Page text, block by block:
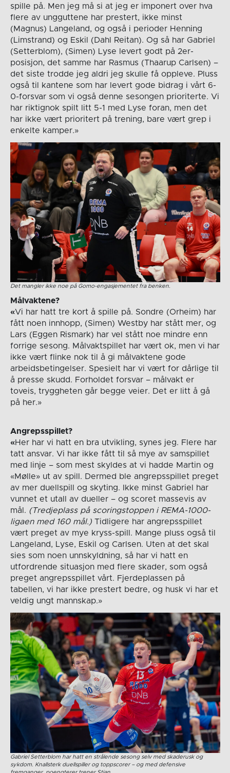
spille på. Men jeg må si at jeg er imponert over hva
flere av ungguttene har prestert, ikke minst
(Magnus) Langeland, og også i perioder Henning
(Limstrand) og Eskil (Dahl Reitan). Og så har Gabriel
(Setterblom), (Simen) Lyse levert godt på 2er-
posisjon, det samme har Rasmus (Thaarup Carlsen) –
det siste trodde jeg aldri jeg skulle få oppleve. Pluss
også til kantene som har levert gode bidrag i vårt 6-
0-forsvar som vi også denne sesongen prioriterte. Vi
har riktignok spilt litt 5-1 med Lyse foran, men det
har ikke vært prioritert på trening, bare vært grep i
enkelte kamper.»
Det mangler ikke noe på Gomo-engasjementet fra benken.
Målvaktene?
«Vi har hatt tre kort å spille på. Sondre (Orheim) har
fått noen innhopp, (Simen) Westby har stått mer, og
Lars (Eggen Rismark) har vel stått noe mindre enn
forrige sesong. Målvaktspillet har vært ok, men vi har
ikke vært flinke nok til å gi målvaktene gode
arbeidsbetingelser. Spesielt har vi vært for dårlige til
å presse skudd. Forholdet forsvar – målvakt er
toveis, tryggheten går begge veier. Det er litt å gå
på her.»
Angrepsspillet?
«Her har vi hatt en bra utvikling, synes jeg. Flere har
tatt ansvar. Vi har ikke fått til så mye av samspillet
med linje – som mest skyldes at vi hadde Martin og
«Mølle» ut av spill. Dermed ble angrepsspillet preget
av mer duellspill og skyting. Ikke minst Gabriel har
vunnet et utall av dueller – og scoret massevis av
mål. (Tredjeplass på scoringstoppen i REMA-1000-
ligaen med 160 mål.)Tidligere har angrepsspillet
vært preget av mye kryss-spill. Mange pluss også til
Langeland, Lyse, Eskil og Carlsen. Uten at det skal
sies som noen unnskyldning, så har vi hatt en
utfordrende situasjon med flere skader, som også
preget angrepsspillet vårt. Fjerdeplassen på
tabellen, vi har ikke prestert bedre, og husk vi har et
veldig ungt mannskap.»
Gabriel Setterblom har hatt en strålende sesong selv med skaderusk og
sykdom. Knallsterk duellspiller og toppscorer – og med defensive